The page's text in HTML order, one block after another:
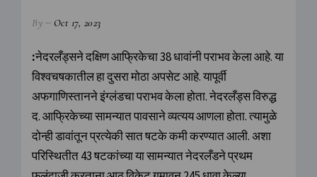
By Oct 17, 2023
:नेदरलँड्सने दक्षिण आफ्रिकेचा 38 धावांनी पराभव केला आहे. या
विश्वचषकातील हा दुसरा मोठा अपसेट आहे. यापूर्वी
अफगाणिस्तानने इंग्लंडचा पराभव केला होता. नेदरलँड्स विरुद्ध
द. आफ्रिकेच्या सामन्यात पावसाने व्यत्यय आणला होता. त्यामुळे
दोन्ही डावांतून प्रत्येकी सात षटके कमी करण्यात आली. अशा
परिस्थितीत 43 षटकांच्या या सामन्यात नेदरलँडने प्रथम